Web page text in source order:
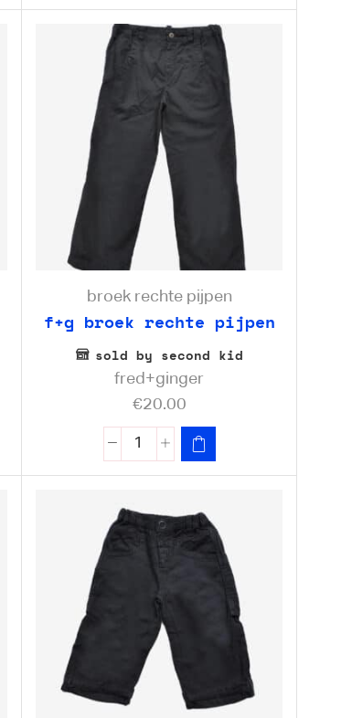
broek rechte pijpen
f+g broek rechte pijpen
sold by second kid
fred+ginger
€20.00